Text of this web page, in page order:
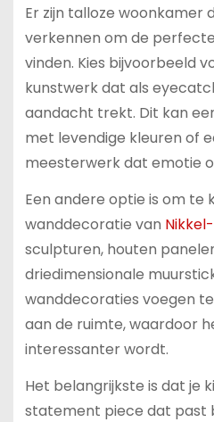
Er zijn talloze woonkamer
verkennen om de
vinden. Kies bijvoorbeeld
kunstwerk dat als
aandacht trekt. Dit kan
met levendige kleuren of
meesterwerk dat emotie
Een andere optie is om te
wanddecoratie van
sculpturen, houten
driedimensionale
wanddecoraties voegen
aan de ruimte, waardoor
interessanter wordt.
Het belangrijkste is dat je
statement piece dat past